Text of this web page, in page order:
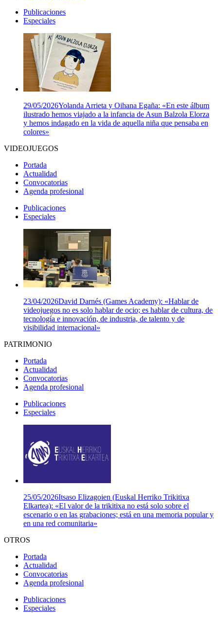
Publicaciones
Especiales
29/05/2026Yolanda Arrieta y Oihana Egaña: «En este álbum
ilustrado hemos viajado a la infancia de Asun Balzola Elorza
y hemos indagado en la vida de aquella niña que pensaba en
colores»
VIDEOJUEGOS
Portada
Actualidad
Convocatorias
Agenda profesional
Publicaciones
Especiales
23/04/2026David Darnés (Games Academy): «Hablar de
videojuegos no es solo hablar de ocio; es hablar de cultura, de
tecnología e innovación, de industria, de talento y de
visibilidad internacional»
PATRIMONIO
Portada
Actualidad
Convocatorias
Agenda profesional
Publicaciones
Especiales
25/05/2026Itsaso Elizagoien (Euskal Herriko Trikitixa
Elkartea): «El valor de la trikitixa no está solo sobre el
escenario o en las grabaciones; está en una memoria popular y
en una red comunitaria»
OTROS
Portada
Actualidad
Convocatorias
Agenda profesional
Publicaciones
Especiales